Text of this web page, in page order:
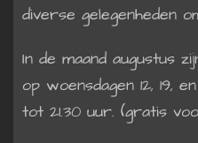
diverse gelegenheden
In de maand augustus
op woensdagen 12, 19,
tot 21.30 uur. (gratis